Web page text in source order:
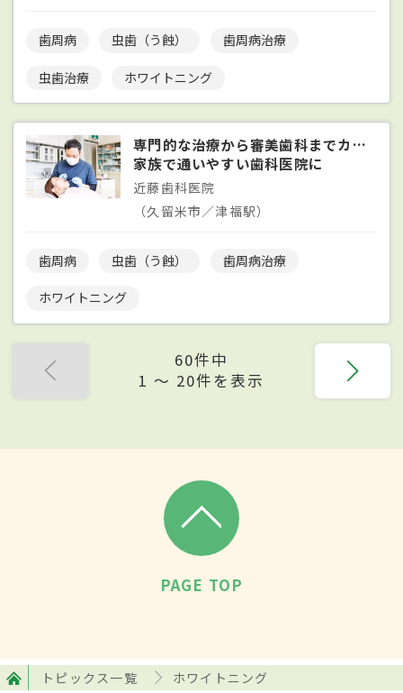
歯周病 虫歯（う蝕） 歯周病治療
虫歯治療 ホワイトニング
専門的な治療から審美歯科までカバー
家族で通いやすい歯科医院に
近藤歯科医院
（久留米市／津福駅）
歯周病 虫歯（う蝕） 歯周病治療
ホワイトニング
60件中
1 〜 20件を表示
PAGE TOP
トピックス一覧 ホワイトニング